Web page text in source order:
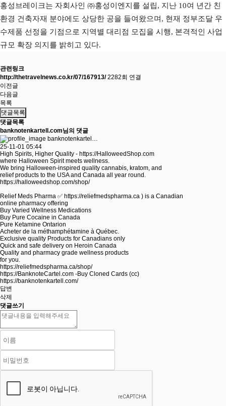
홍성브레이크는 자회사인 ㈜홍성이엔지를 설립, 지난 10여 년간 친
환경 건축자재 분야에도 상당한 공을 들여왔으며, 현재 정부조달 우
수제품 선정을 기점으로 지역별 대리점 모집을 시행, 본격적인 사업
규모 확장 의지를 밝히고 있다.
관련링크
http://thetravelnews.co.kr/07/167913/ 2282회 연결
이전글
다음글
목록
댓글목록
댓글목록
banknotenkartell.com님의 댓글
banknotenkartel…
25-11-01 05:44
High Spirits, Higher Quality - https://HalloweedShop.com
where Halloween Spirit meets wellness.
We bring Halloween-inspired quality cannabis, kratom, and
relief products to the USA and Canada all year round.
https://halloweedshop.com/shop/
Relief Meds Pharma ✅ https://reliefmedspharma.ca ) is a Canadian
online pharmacy offering
Buy Varied Wellness Medications
Buy Pure Cocaine in Canada
Pure Ketamine Ontarion
Acheter de la méthamphétamine à Québec.
Exclusive quality Products for Canadians only
Quick and safe delivery on Heroin Canada
Quality and pharmacy grade wellness products
for you.
https://reliefmedspharma.ca/shop/
https://BanknoteCartel.com -Buy Cloned Cards (cc)
https://banknotenkartell.com/
답변
삭제
댓글쓰기